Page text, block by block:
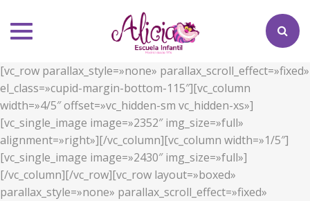
Toggle
[vc_row parallax_style=»none» parallax_scroll_effect=»fixed»
el_class=»cupid-margin-bottom-115″][vc_column
width=»4/5″ offset=»vc_hidden-sm vc_hidden-xs»]
[vc_single_image image=»2352″ img_size=»full»
alignment=»right»][/vc_column][vc_column width=»1/5″]
[vc_single_image image=»2430″ img_size=»full»]
[/vc_column][/vc_row][vc_row layout=»boxed»
parallax_style=»none» parallax_scroll_effect=»fixed»